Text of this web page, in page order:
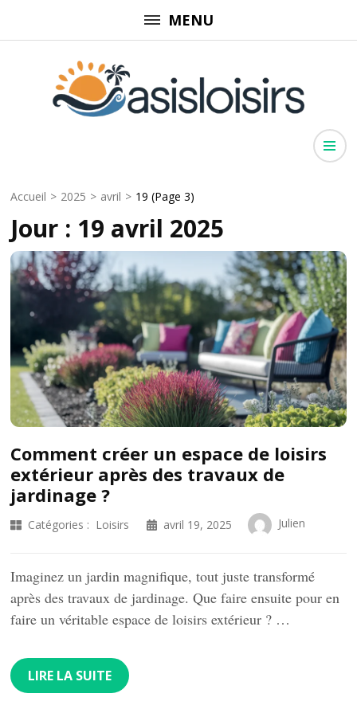
au
MENU
Accueil > 2025 > avril > 19 (Page 3)
Jour : 19 avril 2025
Comment créer un espace de loisirs
extérieur après des travaux de
jardinage ?
Catégories : Loisirs avril 19, 2025 Julien
Imaginez un jardin magnifique, tout juste transformé
après des travaux de jardinage. Que faire ensuite pour en
faire un véritable espace de loisirs extérieur ? …
LIRE LA SUITE